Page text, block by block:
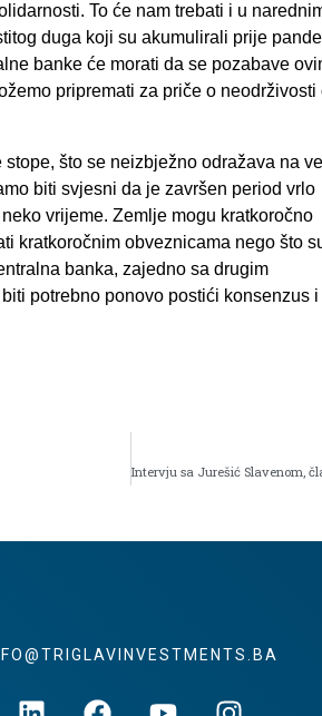
To će nam trebati i u
duga koji su akumulirali prije
banke će morati da se pozabave
pripremati za priče o neodrživosti
što se neizbježno odražava na
biti svjesni da je završen period vrlo
vrijeme. Zemlje mogu kratkoročno
​​kratkoročnim obveznicama nego što
banka, zajedno sa drugim
potrebno ponovo postići konsenzus i